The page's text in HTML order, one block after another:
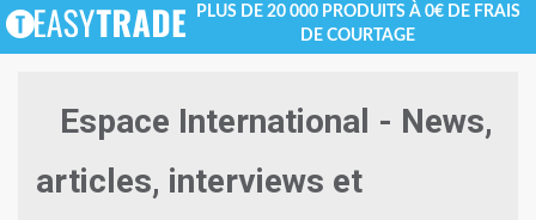
PLUS DE 20 000 PRODUITS À 0€ DE FRAIS
DE COURTAGE
Espace International - News,
articles, interviews et